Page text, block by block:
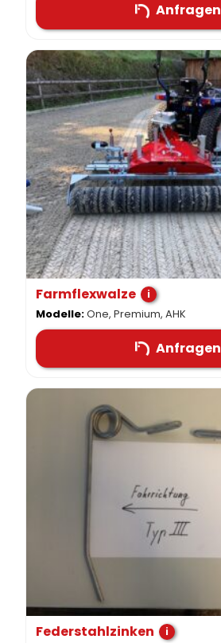
Anfragen
Farmflexwalze i
Modelle:One, Premium, AHK
Anfragen
Federstahlzinken i